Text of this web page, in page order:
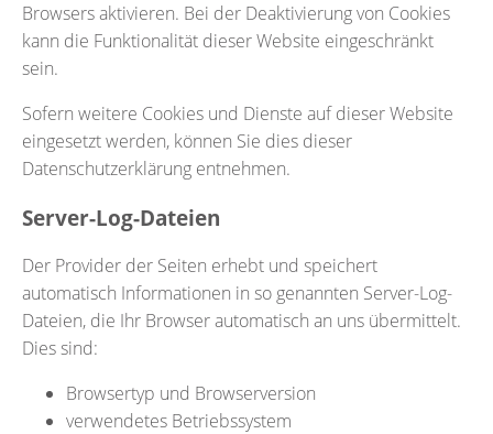
Browsers aktivieren. Bei der Deaktivierung von Cookies
kann die Funktionalität dieser Website eingeschränkt
sein.
Sofern weitere Cookies und Dienste auf dieser Website
eingesetzt werden, können Sie dies dieser
Datenschutzerklärung entnehmen.
Server-Log-Dateien
Der Provider der Seiten erhebt und speichert
automatisch Informationen in so genannten Server-Log-
Dateien, die Ihr Browser automatisch an uns übermittelt.
Dies sind:
Browsertyp und Browserversion
verwendetes Betriebssystem